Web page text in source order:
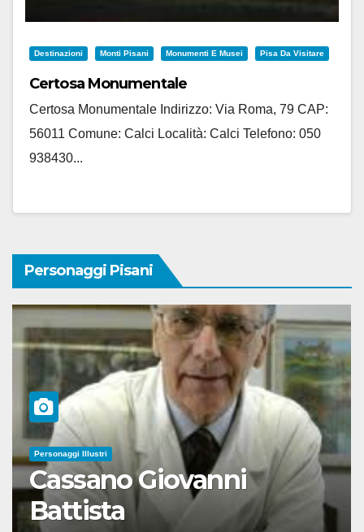
Destinazioni Monti Pisani Monumenti E Musei Pisa Da Visitare
Certosa Monumentale
Certosa Monumentale Indirizzo: Via Roma, 79 CAP:
56011 Comune: Calci Località: Calci Telefono: 050
938430...
Personaggi Pisani
Personaggi Illustri
Cassano Giovanni
Battista